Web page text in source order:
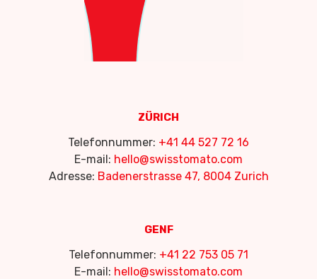
ZÜRICH
Telefonnummer: +41 44 527 72 16
E-mail: hello@swisstomato.com
Adresse: Badenerstrasse 47, 8004 Zurich
GENF
Telefonnummer: +41 22 753 05 71
E-mail: hello@swisstomato.com